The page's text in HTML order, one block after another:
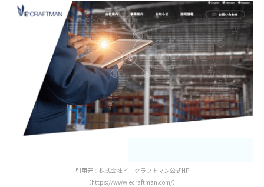
引用元：株式会社イークラフトマン公式HP
（https://www.ecraftman.com/）